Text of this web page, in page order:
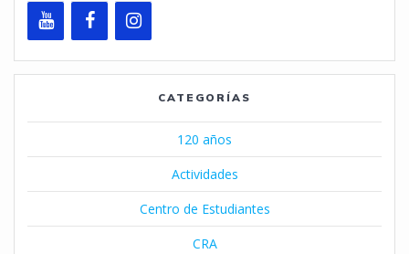
CATEGORÍAS
120 años
Actividades
Centro de Estudiantes
CRA